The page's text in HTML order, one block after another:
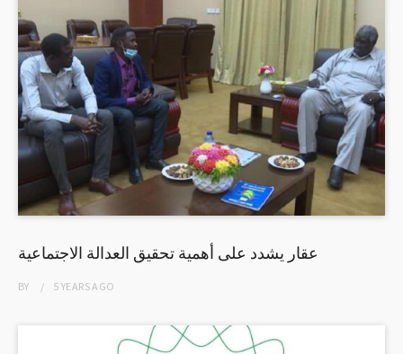
عقار يشدد على أهمية تحقيق العدالة الاجتماعية
BY 5 YEARSAGO